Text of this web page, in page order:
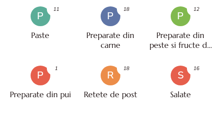
P
Paste
11
P
Preparate din
carne
18
P
Preparate din
peste si fructe de
12
P
Preparate din pui
1
R
Retete de post
18
S
Salate
16